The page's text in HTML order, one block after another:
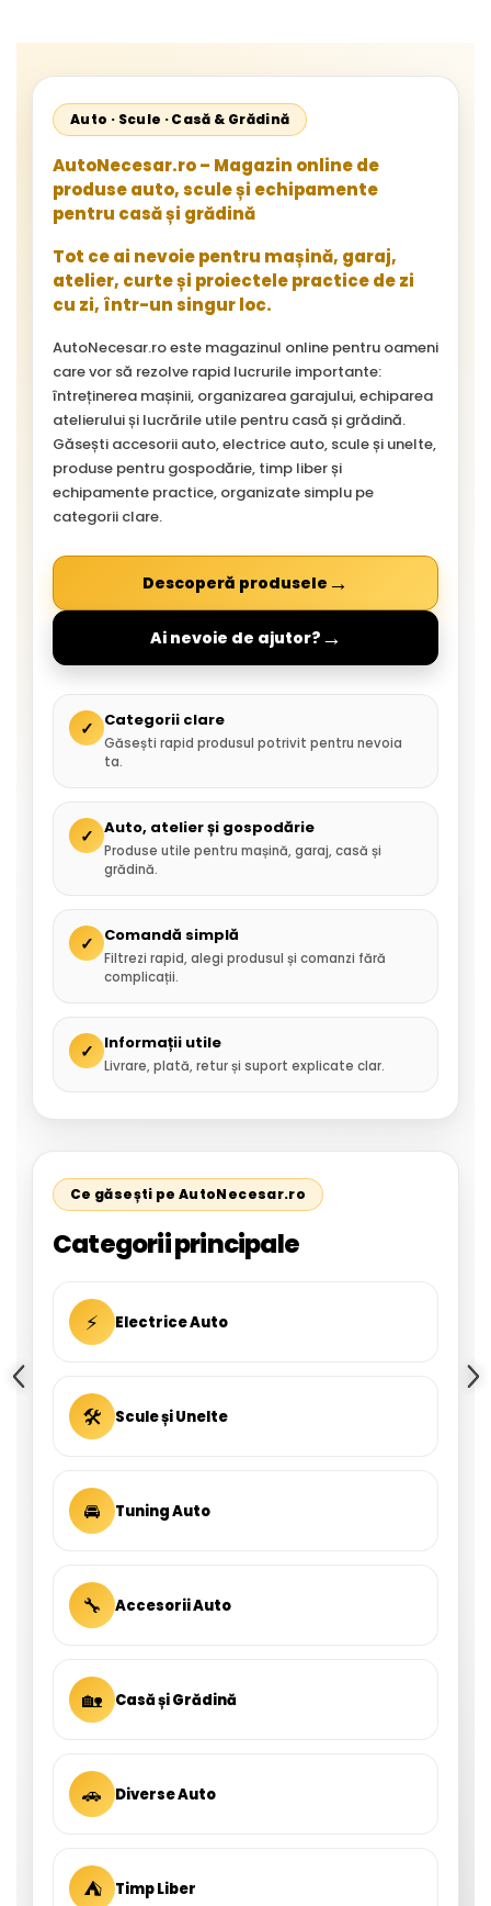
Auto · Scule · Casă & Grădină
AutoNecesar.ro – Magazin online de
produse auto, scule și echipamente
pentru casă și grădină
Tot ce ai nevoie pentru mașină, garaj,
atelier, curte și proiectele practice de zi
cu zi, într-un singur loc.
AutoNecesar.ro este magazinul online pentru oameni
care vor să rezolve rapid lucrurile importante:
întreținerea mașinii, organizarea garajului, echiparea
atelierului și lucrările utile pentru casă și grădină.
Găsești accesorii auto, electrice auto, scule și unelte,
produse pentru gospodărie, timp liber și
echipamente practice, organizate simplu pe
categorii clare.
Descoperă produsele →
Ai nevoie de ajutor? →
✓ Categorii clare
Găsești rapid produsul potrivit pentru nevoia
ta.
✓ Auto, atelier și gospodărie
Produse utile pentru mașină, garaj, casă și
grădină.
✓ Comandă simplă
Filtrezi rapid, alegi produsul și comanzi fără
complicații.
✓ Informații utile
Livrare, plată, retur și suport explicate clar.
Ce găsești pe AutoNecesar.ro
Categorii principale
⚡ Electrice Auto
🛠 Scule și Unelte
🚘 Tuning Auto
🔧 Accesorii Auto
🏡 Casă și Grădină
🚗 Diverse Auto
⛺ Timp Liber